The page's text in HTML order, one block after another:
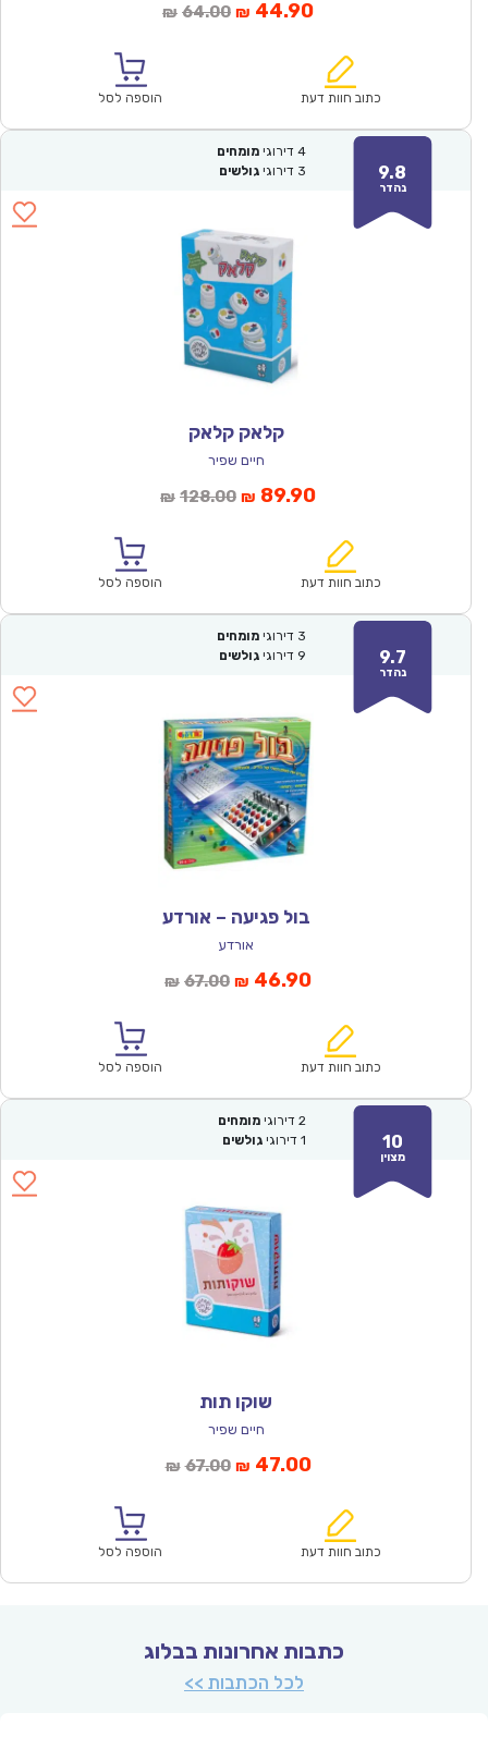
₪ 64.00המחיר
₪64.00.
₪ 44.90המחיר
הוא:
כתוב חוות דעת הוספה לסל
9.8
נהדר
4 דירוגי מומחים
3 דירוגי גולשים
קלאק קלאק
חיים שפיר
₪ 128.00המחיר
₪128.00.
₪ 89.90המחיר
הוא:
כתוב חוות דעת הוספה לסל
9.7
נהדר
3 דירוגי מומחים
9 דירוגי גולשים
בול פגיעה – אורדע
אורדע
₪ 67.00המחיר
₪67.00.
₪ 46.90המחיר
הוא:
כתוב חוות דעת הוספה לסל
10
מצוין
2 דירוגי מומחים
1 דירוגי גולשים
שוקו תות
חיים שפיר
₪ 67.00המחיר
₪67.00.
₪ 47.00המחיר
הוא:
כתוב חוות דעת הוספה לסל
כתבות אחרונות בבלוג
לכל הכתבות >>